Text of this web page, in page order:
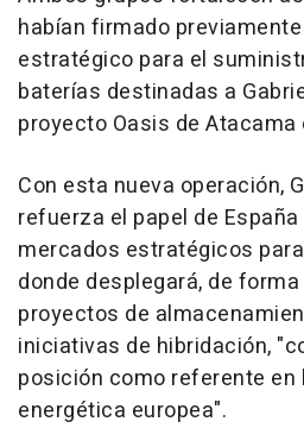
habían firmado
estratégico para el
baterías destinadas a
proyecto Oasis de Atacama
Con esta nueva operación,
refuerza el papel de
mercados estratégicos
donde desplegará, de
proyectos de
iniciativas de hibridación,
posición como referente en
energética europea".